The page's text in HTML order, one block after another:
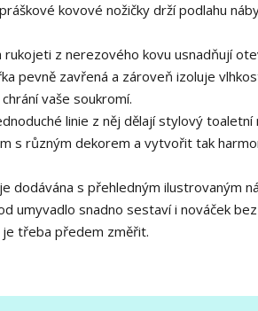
kovové nožičky drží podlahu
z nerezového kovu usnadňují
pevně zavřená a zároveň izoluje
vaše soukromí.
linie z něj dělají stylový
s různým dekorem a vytvořit tak
dodávána s přehledným ilustrovaným
umyvadlo snadno sestaví i nováček
třeba předem změřit.